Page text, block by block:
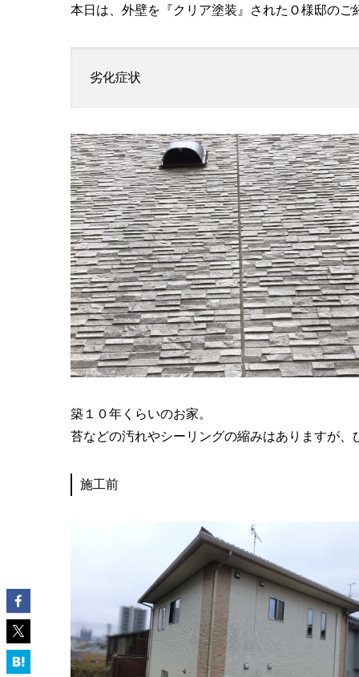
本日は、外壁を『クリア塗装』されたＯ様邸のご
劣化症状
築１０年くらいのお家。
苔などの汚れやシーリングの縮みはありますが
施工前